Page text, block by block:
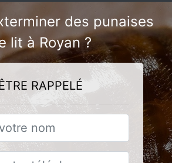
des punaises
lit à Royan ?
RAPPELÉ